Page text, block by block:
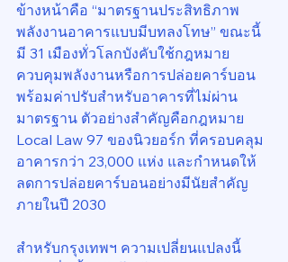
ข้างหน้าคือ “มาตรฐานประสิทธิภาพ
พลังงานอาคารแบบมีบทลงโทษ” ขณะนี้
มี 31 เมืองทั่วโลกบังคับใช้กฎหมาย
ควบคุมพลังงานหรือการปล่อยคาร์บอน
พร้อมค่าปรับสำหรับอาคารที่ไม่ผ่าน
มาตรฐาน ตัวอย่างสำคัญคือกฎหมาย
Local Law 97 ของนิวยอร์ก ที่ครอบคลุม
อาคารกว่า 23,000 แห่ง และกำหนดให้
ลดการปล่อยคาร์บอนอย่างมีนัยสำคัญ
ภายในปี 2030
สำหรับกรุงเทพฯ ความเปลี่ยนแปลงนี้